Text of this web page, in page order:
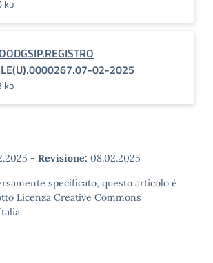
kb
02-2025
kb
- Revisione: 08.02.2025
specificato, questo articolo è
Licenza Creative Commons